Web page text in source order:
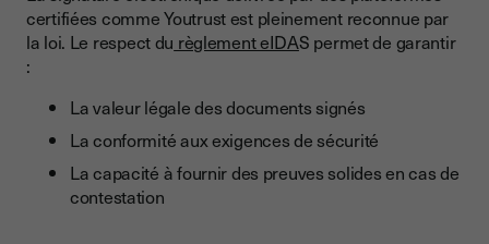
certifiées comme Youtrust est pleinement reconnue par
la loi. Le respect du règlement eIDAS permet de garantir
:
La valeur légale des documents signés
La conformité aux exigences de sécurité
La capacité à fournir des preuves solides en cas de
contestation